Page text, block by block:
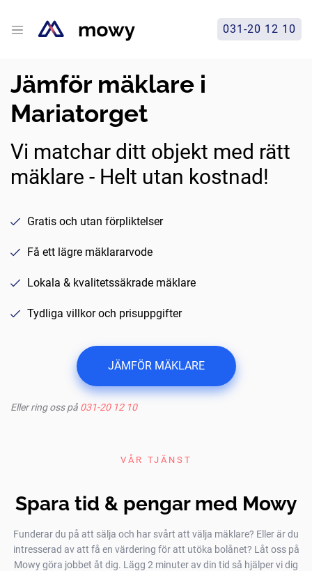
031-20 12 10
Jämför mäklare i
Mariatorget
Vi matchar ditt objekt med rätt
mäklare - Helt utan kostnad!
Gratis och utan förpliktelser
Få ett lägre mäklararvode
Lokala & kvalitetssäkrade mäklare
Tydliga villkor och prisuppgifter
JÄMFÖR MÄKLARE
Eller ring oss på 031-20 12 10
VÅR TJÄNST
Spara tid & pengar med Mowy
Funderar du på att sälja och har svårt att välja mäklare? Eller är du
intresserad av att få en värdering för att utöka bolånet? Låt oss på
Mowy göra jobbet åt dig. Lägg 2 minuter av din tid så hjälper vi dig